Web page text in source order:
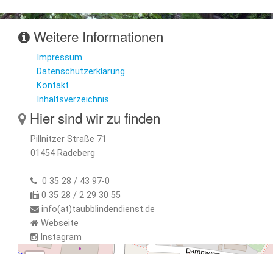
Weitere Informationen
Impressum
Datenschutzerklärung
Kontakt
Inhaltsverzeichnis
Hier sind wir zu finden
Pillnitzer Straße 71
01454 Radeberg
0 35 28 / 43 97-0
0 35 28 / 2 29 30 55
info(at)taubblindendienst.de
Webseite
Instagram